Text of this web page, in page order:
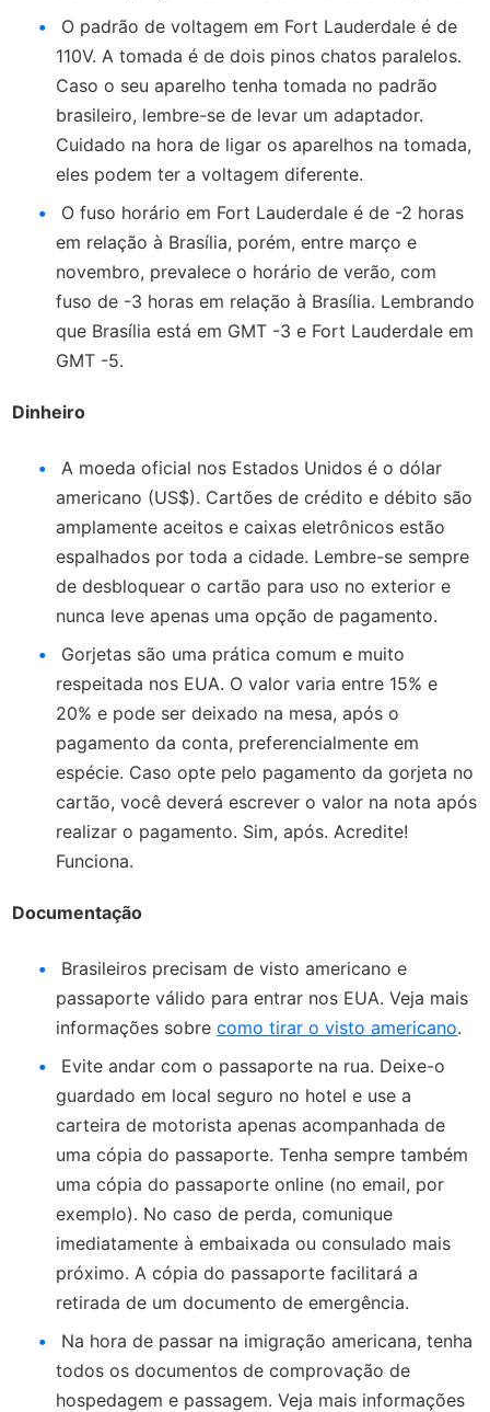
O padrão de voltagem em Fort Lauderdale é de
110V. A tomada é de dois pinos chatos paralelos.
Caso o seu aparelho tenha tomada no padrão
brasileiro, lembre-se de levar um adaptador.
Cuidado na hora de ligar os aparelhos na tomada,
eles podem ter a voltagem diferente.
O fuso horário em Fort Lauderdale é de -2 horas
em relação à Brasília, porém, entre março e
novembro, prevalece o horário de verão, com
fuso de -3 horas em relação à Brasília. Lembrando
que Brasília está em GMT -3 e Fort Lauderdale em
GMT -5.
Dinheiro
A moeda oficial nos Estados Unidos é o dólar
americano (US$). Cartões de crédito e débito são
amplamente aceitos e caixas eletrônicos estão
espalhados por toda a cidade. Lembre-se sempre
de desbloquear o cartão para uso no exterior e
nunca leve apenas uma opção de pagamento.
Gorjetas são uma prática comum e muito
respeitada nos EUA. O valor varia entre 15% e
20% e pode ser deixado na mesa, após o
pagamento da conta, preferencialmente em
espécie. Caso opte pelo pagamento da gorjeta no
cartão, você deverá escrever o valor na nota após
realizar o pagamento. Sim, após. Acredite!
Funciona.
Documentação
Brasileiros precisam de visto americano e
passaporte válido para entrar nos EUA. Veja mais
informações sobrecomo tirar o visto americano.
Evite andar com o passaporte na rua. Deixe-o
guardado em local seguro no hotel e use a
carteira de motorista apenas acompanhada de
uma cópia do passaporte. Tenha sempre também
uma cópia do passaporte online (no email, por
exemplo). No caso de perda, comunique
imediatamente à embaixada ou consulado mais
próximo. A cópia do passaporte facilitará a
retirada de um documento de emergência.
Na hora de passar na imigração americana, tenha
todos os documentos de comprovação de
hospedagem e passagem. Veja mais informações